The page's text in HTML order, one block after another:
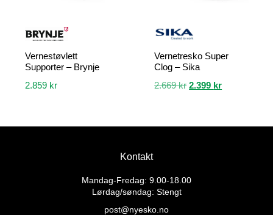
Vernestøvlett
Supporter – Brynje
2.859 kr
produktet
Vernetresko Super
Clog – Sika
2.669kr Opprinnelig
2.669 kr.
2.399 krNåværende
2.399 kr.
produktet
flere
Alternativene
kan
velges
Kontakt
Mandag-Fredag: 9.00-18.00
Lørdag/søndag: Stengt
post@nyesko.no